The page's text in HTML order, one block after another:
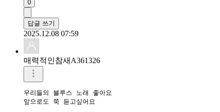
0
답글 쓰기
2025.12.08 07:59
매력적인참새A361326
우리들의 블루스 노래 좋아요
앞으로도 쭉 듣고싶어요